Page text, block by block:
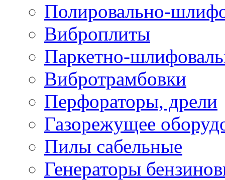
Полировально-
Виброплиты
Паркетно-
Вибротрамбовки
Перфораторы, дрели
Газорежущее
Пилы сабельные
Генераторы